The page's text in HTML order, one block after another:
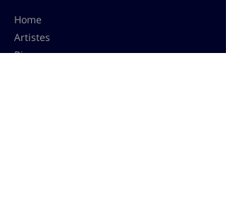
Home
Artistes
Bio